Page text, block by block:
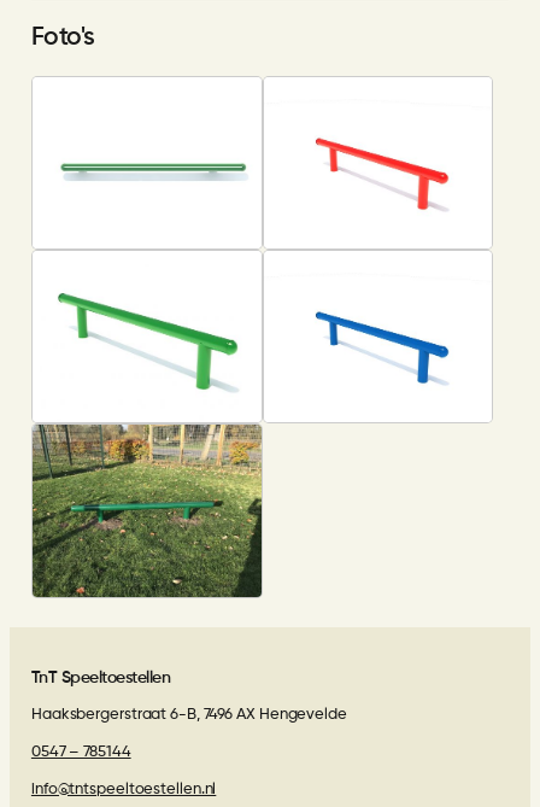
Foto's
TnT Speeltoestellen
Haaksbergerstraat 6-B, 7496 AX Hengevelde
0547 – 785144
info@tntspeeltoestellen.nl